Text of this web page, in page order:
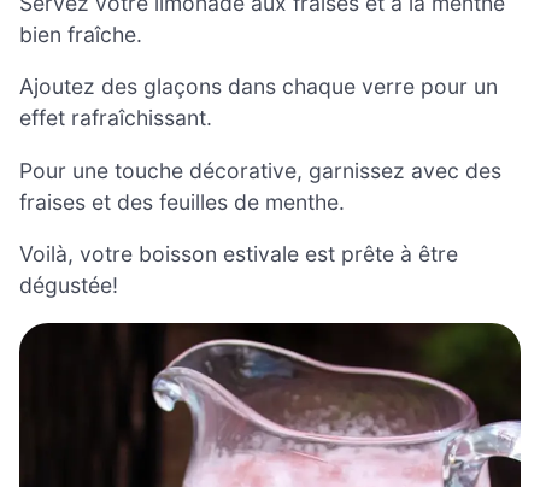
bien fraîche.
Ajoutez des glaçons dans chaque verre pour un
effet rafraîchissant.
Pour une touche décorative, garnissez avec des
fraises et des feuilles de menthe.
Voilà, votre boisson estivale est prête à être
dégustée!